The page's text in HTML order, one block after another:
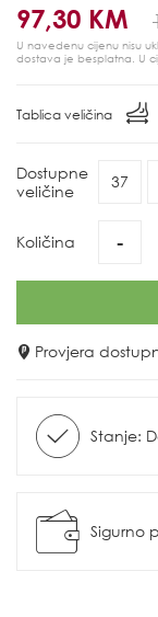
97,30 KM
U navedenu cijenu nisu
dostava je besplatna. U
Tablica veličina
Dostupne
veličine
37
Količina -
Provjera
Stanje:
Sigurno